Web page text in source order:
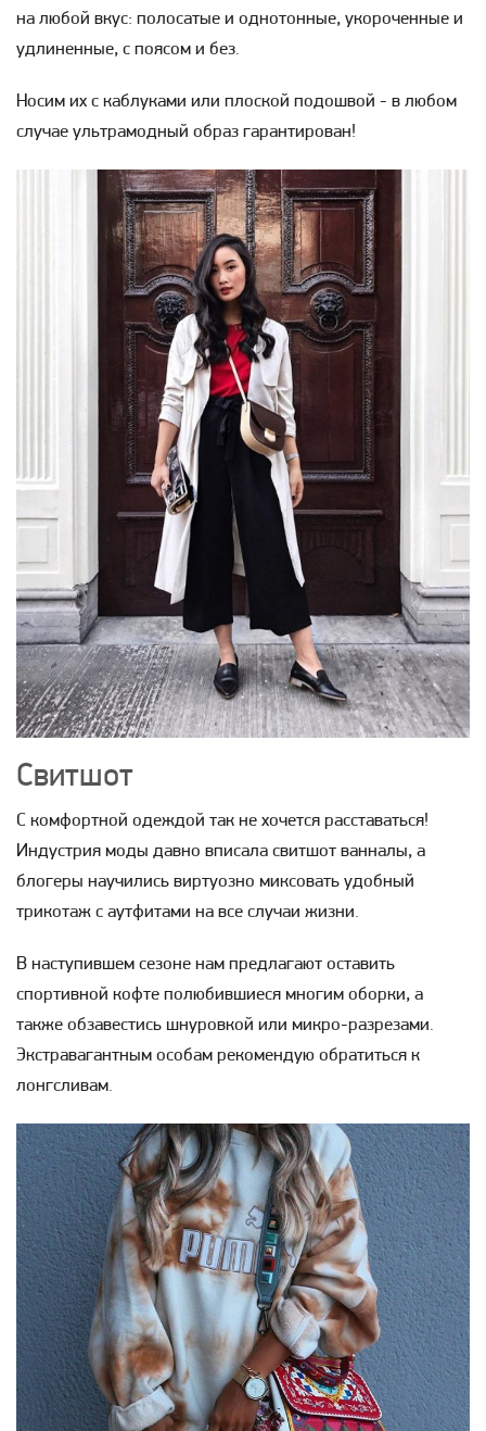
на любой вкус: полосатые и однотонные, укороченные и
удлиненные, с поясом и без.
Носим их с каблуками или плоской подошвой - в любом
случае ультрамодный образ гарантирован!
Свитшот
С комфортной одеждой так не хочется расставаться!
Индустрия моды давно вписала свитшот ванналы, а
блогеры научились виртуозно миксовать удобный
трикотаж с аутфитами на все случаи жизни.
В наступившем сезоне нам предлагают оставить
спортивной кофте полюбившиеся многим оборки, а
также обзавестись шнуровкой или микро-разрезами.
Экстравагантным особам рекомендую обратиться к
лонгсливам.